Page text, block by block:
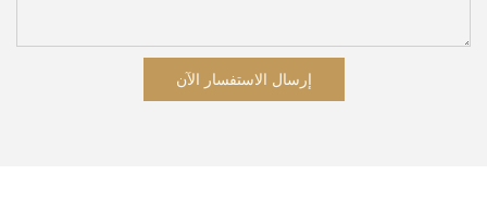
إرسال الاستفسار الآن